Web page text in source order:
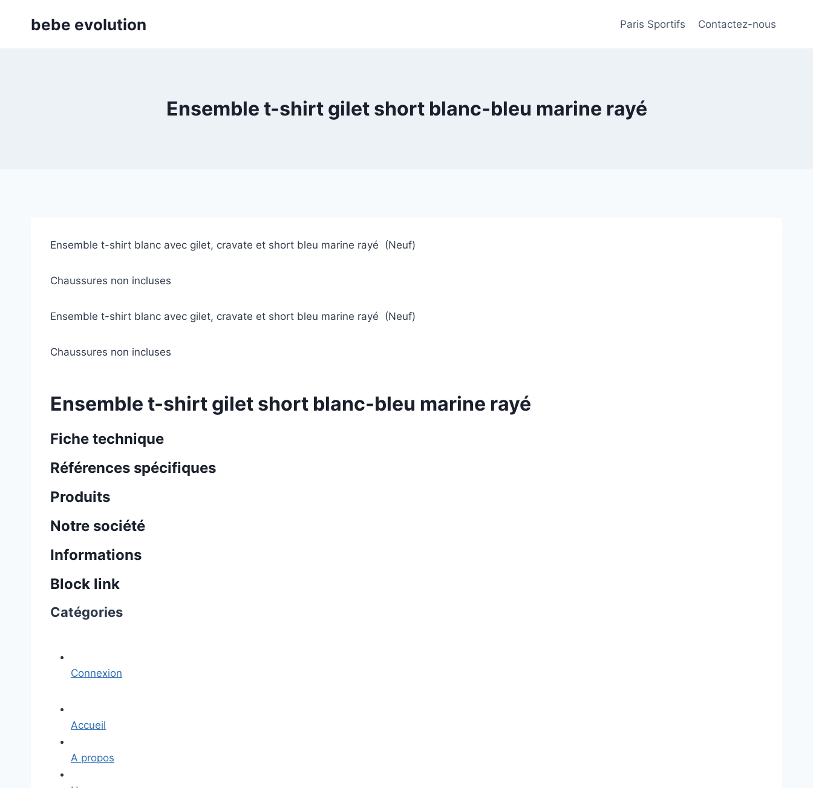
bebe evolution Paris Sportifs Contactez-nous
Ensemble t-shirt gilet short blanc-bleu marine rayé
Ensemble t-shirt blanc avec gilet, cravate et short bleu marine rayé (Neuf)
Chaussures non incluses
Ensemble t-shirt blanc avec gilet, cravate et short bleu marine rayé (Neuf)
Chaussures non incluses
Ensemble t-shirt gilet short blanc-bleu marine rayé
Fiche technique
Références spécifiques
Produits
Notre société
Informations
Block link
Catégories
Connexion
Accueil
A propos